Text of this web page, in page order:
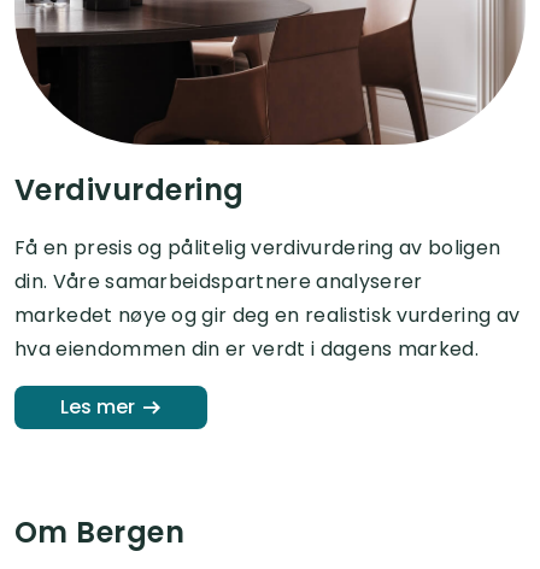
Verdivurdering
Få en presis og pålitelig verdivurdering av boligen
din. Våre samarbeidspartnere analyserer
markedet nøye og gir deg en realistisk vurdering av
hva eiendommen din er verdt i dagens marked.
Les mer
Om Bergen